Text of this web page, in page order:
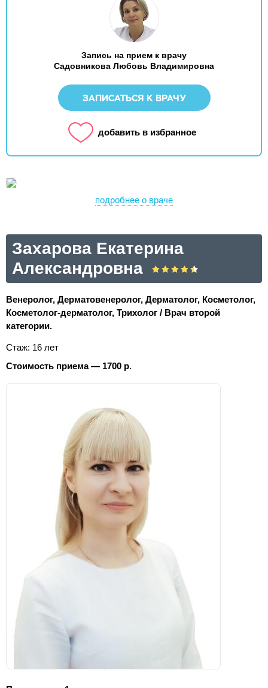
Запись на прием к врачу
Садовникова Любовь Владимировна
ЗАПИСАТЬСЯ К ВРАЧУ
добавить в избранное
подробнее о враче
Захарова Екатерина
Александровна
Венеролог, Дерматовенеролог, Дерматолог, Косметолог,
Косметолог-дерматолог, Трихолог / Врач второй
категории.
Стаж: 16 лет
Стоимость приема — 1700 р.